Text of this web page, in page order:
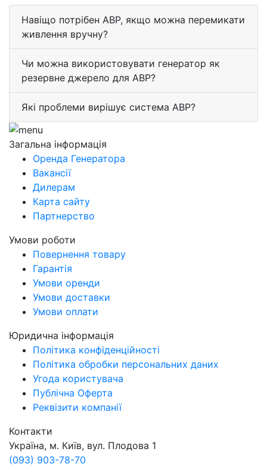
Навіщо потрібен АВР, якщо можна перемикати
живлення вручну?
Чи можна використовувати генератор як
резервне джерело для АВР?
Які проблеми вирішує система АВР?
Загальна інформація
Оренда Генератора
Вакансії
Дилерам
Карта сайту
Партнерство
Умови роботи
Повернення товару
Гарантія
Умови оренди
Умови доставки
Умови оплати
Юридична інформація
Політика конфіденційності
Політика обробки персональних даних
Угода користувача
Публічна Оферта
Реквізити компанії
Контакти
Україна, м. Київ, вул. Плодова 1
(093) 903-78-70